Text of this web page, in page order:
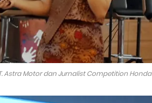
Astra Motor dan Jurnalist Competition Honda